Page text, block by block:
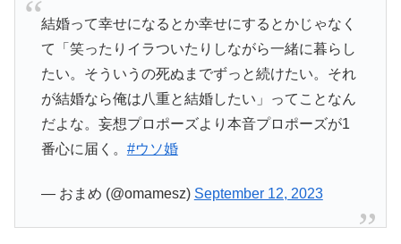
結婚って幸せになるとか幸せにするとかじゃなく
て「笑ったりイラついたりしながら一緒に暮らし
たい。そういうの死ぬまでずっと続けたい。それ
が結婚なら俺は八重と結婚したい」ってことなん
だよな。妄想プロポーズより本音プロポーズが1
番心に届く。 #ウソ婚
— おまめ (@omamesz) September 12, 2023